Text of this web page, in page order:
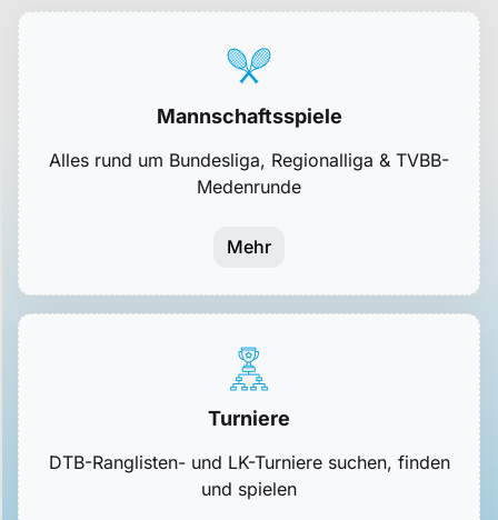
Mannschaftsspiele
Alles rund um Bundesliga, Regionalliga & TVBB-
Medenrunde
Mehr
Turniere
DTB-Ranglisten- und LK-Turniere suchen, finden
und spielen